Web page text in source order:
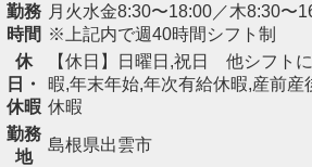
勤務
時間
月火水金8:30〜18:00／木8:30〜
※上記内で週40時間シフト制
休
日・
休暇
【休日】日曜日,祝日 他シフト
暇,年末年始,年次有給休暇,産前産
休暇
勤務
地
島根県出雲市